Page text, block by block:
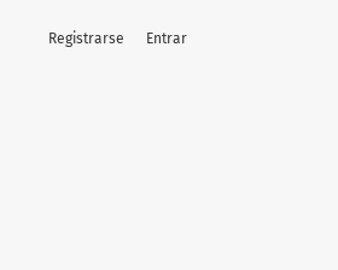
Registrarse Entrar